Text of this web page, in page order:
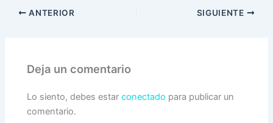
ANTERIOR SIGUIENTE
Deja un comentario
Lo siento, debes estarconectado para publicar un
comentario.